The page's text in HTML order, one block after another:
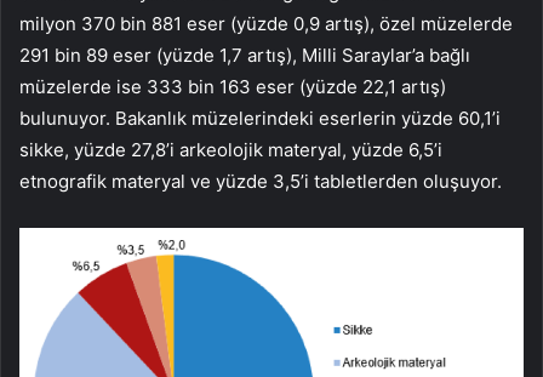
milyon 370 bin 881 eser (yüzde 0,9 artış), özel müzelerde
291 bin 89 eser (yüzde 1,7 artış), Milli Saraylar’a bağlı
müzelerde ise 333 bin 163 eser (yüzde 22,1 artış)
bulunuyor. Bakanlık müzelerindeki eserlerin yüzde 60,1’i
sikke, yüzde 27,8’i arkeolojik materyal, yüzde 6,5’i
etnografik materyal ve yüzde 3,5’i tabletlerden oluşuyor.